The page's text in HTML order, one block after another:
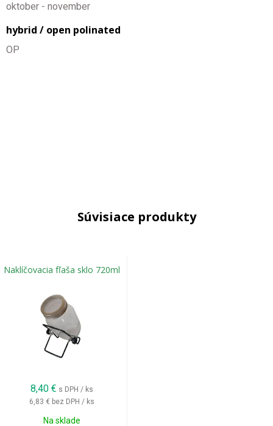
oktober - november
hybrid / open polinated
OP
Súvisiace produkty
Naklíčovacia fľaša sklo 720ml
8,40 € s DPH / ks
6,83 € bez DPH / ks
Na sklade